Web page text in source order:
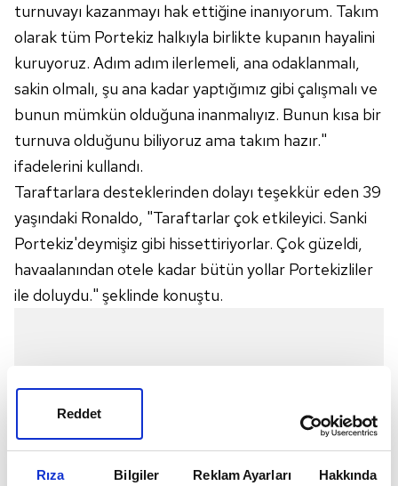
Rıza Bilgiler Reklam Ayarları Hakkında
Reddet
turnuvayı kazanmayı hak ettiğine inanıyorum. Takım
olarak tüm Portekiz halkıyla birlikte kupanın hayalini
kuruyoruz. Adım adım ilerlemeli, ana odaklanmalı,
sakin olmalı, şu ana kadar yaptığımız gibi çalışmalı ve
bunun mümkün olduğuna inanmalıyız. Bunun kısa bir
turnuva olduğunu biliyoruz ama takım hazır."
ifadelerini kullandı.
Taraftarlara desteklerinden dolayı teşekkür eden 39
yaşındaki Ronaldo, "Taraftarlar çok etkileyici. Sanki
Portekiz'deymişiz gibi hissettiriyorlar. Çok güzeldi,
havaalanından otele kadar bütün yollar Portekizliler
ile doluydu." şeklinde konuştu.